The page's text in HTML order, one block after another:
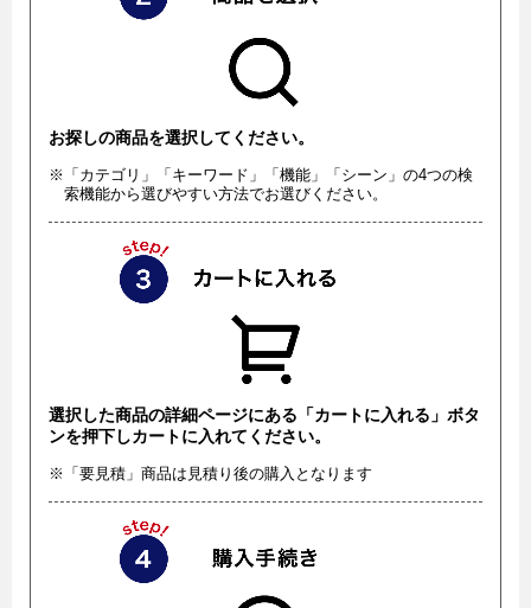
お探しの商品を選択してください。
※「カテゴリ」「キーワード」「機能」「シーン」の4つの検
索機能から選びやすい方法でお選びください。
選択した商品の詳細ページにある「カートに入れる」ボタ
ンを押下しカートに入れてください。
※「要見積」商品は見積り後の購入となります